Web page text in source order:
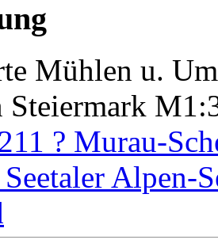
Mühlen u.
Steiermark
? Murau-
Alpen-